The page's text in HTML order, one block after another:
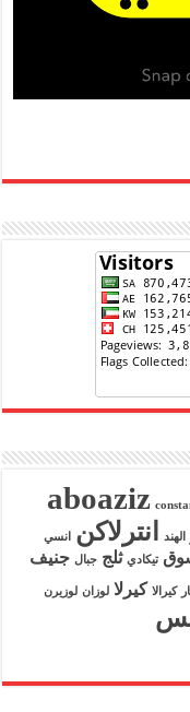
aboaziz
الهند انترلاكن
انسي
تيكادي ثلج جبال جنيف
كيرالا كيرلا لوزان لوزيرن